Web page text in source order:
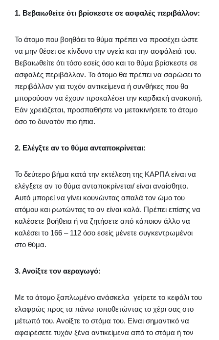
1. Βεβαιωθείτε ότι βρίσκεστε σε ασφαλές περιβάλλον:
Το άτομο που βοηθάει το θύμα πρέπει να προσέχει ώστε
να μην θέσει σε κίνδυνο την υγεία και την ασφάλειά του.
Βεβαιωθείτε ότι τόσο εσείς όσο και το θύμα βρίσκεστε σε
ασφαλές περιβάλλον. Το άτομο θα πρέπει να σαρώσει το
περιβάλλον για τυχόν αντικείμενα ή συνθήκες που θα
μπορούσαν να έχουν προκαλέσει την καρδιακή ανακοπή.
Εάν χρειάζεται, προσπαθήστε να μετακινήσετε το άτομο
όσο το δυνατόν πιο ήπια.
2. Ελέγξτε αν το θύμα ανταποκρίνεται:
Το δεύτερο βήμα κατά την εκτέλεση της ΚΑΡΠΑ είναι να
ελέγξετε αν το θύμα ανταποκρίνεται/ είναι αναίσθητο.
Αυτό μπορεί να γίνει κουνώντας απαλά τον ώμο του
ατόμου και ρωτώντας το αν είναι καλά. Πρέπει επίσης να
καλέσετε βοήθεια ή να ζητήσετε από κάποιον άλλο να
καλέσει το 166 – 112 όσο εσείς μένετε συγκεντρωμένοι
στο θύμα.
3. Ανοίξτε τον αεραγωγό:
Με το άτομο ξαπλωμένο ανάσκελα γείρετε το κεφάλι του
ελαφρώς προς τα πάνω τοποθετώντας το χέρι σας στο
μέτωπό του. Ανοίξτε το στόμα του. Είναι σημαντικό να
αφαιρέσετε τυχόν ξένα αντικείμενα από το στόμα ή τον